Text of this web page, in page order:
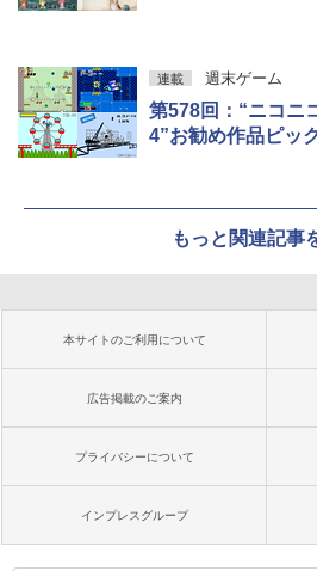
連載 週末ゲーム
第578回：“ニコニ
4”お勧め作品ピッ
もっと関連記事
本サイトのご利用について
広告掲載のご案内
プライバシーについて
インプレスグループ